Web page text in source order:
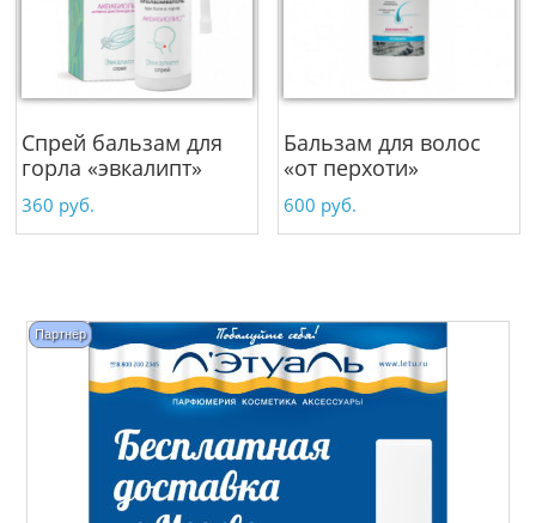
Спрей бальзам для
горла «эвкалипт»
360 руб.
Бальзам для волос
«от перхоти»
600 руб.
Партнёр